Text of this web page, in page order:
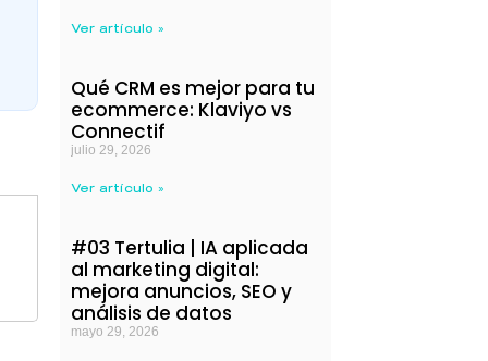
Ver artículo »
Qué CRM es mejor para tu
ecommerce: Klaviyo vs
Connectif
julio 29, 2026
Ver artículo »
#03 Tertulia | IA aplicada
al marketing digital:
mejora anuncios, SEO y
análisis de datos
mayo 29, 2026